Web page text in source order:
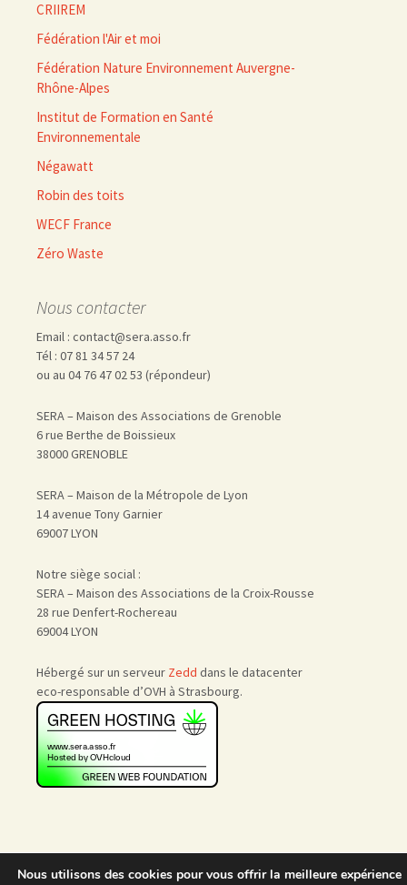
CRIIREM
Fédération l'Air et moi
Fédération Nature Environnement Auvergne-
Rhône-Alpes
Institut de Formation en Santé
Environnementale
Négawatt
Robin des toits
WECF France
Zéro Waste
Nous contacter
Email : contact@sera.asso.fr
Tél : 07 81 34 57 24
ou au 04 76 47 02 53 (répondeur)
SERA – Maison des Associations de Grenoble
6 rue Berthe de Boissieux
38000 GRENOBLE
SERA – Maison de la Métropole de Lyon
14 avenue Tony Garnier
69007 LYON
Notre siège social :
SERA – Maison des Associations de la Croix-Rousse
28 rue Denfert-Rochereau
69004 LYON
Hébergé sur un serveur Zedd dans le datacenter
eco-responsable d’OVH à Strasbourg.
Nous utilisons des cookies pour vous offrir la meilleure expérience